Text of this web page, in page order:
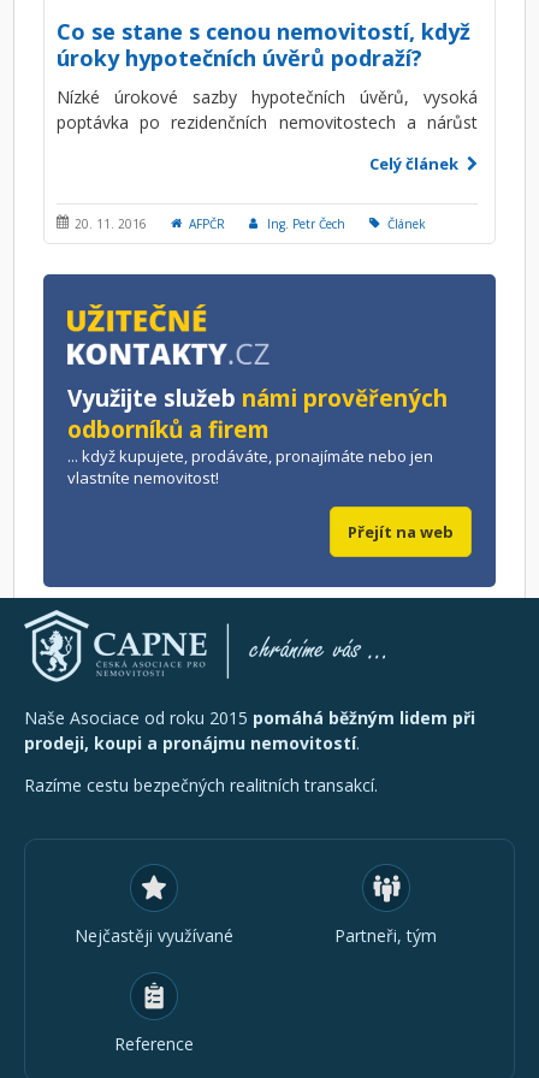
Co se stane s cenou nemovitostí, když
úroky hypotečních úvěrů podraží?
Nízké úrokové sazby hypotečních úvěrů, vysoká
poptávka po rezidenčních nemovitostech a nárůst
velmi frekventovaná témata. Dobré je se však
zamyslet nad tím, co se stane s cenou nemovitostí v
případě, že úroky hypotečních úvěrů podraží či banky
zpřísní podmínky poskytování hypotečních úvěrů?
Celý článek
20. 11. 2016 AFPČR Ing. Petr Čech Článek
Využijte služeb námi prověřených
odborníků a firem
... když kupujete, prodáváte, pronajímáte nebo jen
vlastníte nemovitost!
Přejít na web
Naše Asociace od roku 2015 pomáhá běžným lidem při
prodeji, koupi a pronájmu nemovitostí.
Razíme cestu bezpečných realitních transakcí.
Nejčastěji využívané Partneři, tým
Reference